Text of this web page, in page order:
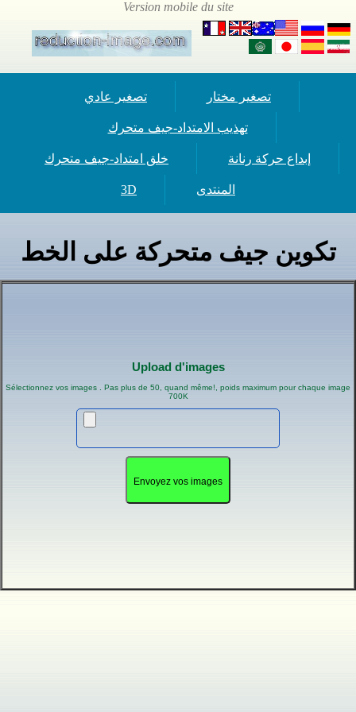
تصغير عادي تصغير مختار
تهذيب الامتداد-جيف متحرك
خلق امتداد-جيف متحرك إبداع حركة رنانة
3D المنتدى
تكوين جيف متحركة على الخط
Upload d'images
Sélectionnez vos images . Pas plus de 50, quand même!, poids maximum pour chaque image
700K